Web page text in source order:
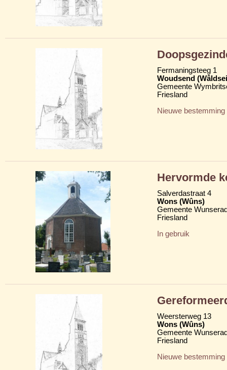
Fermaningsteeg 1
Woudsend
Gemeente
Friesland
Nieuwe bestemming
Hervormde
Salverdastraat 4
Wons (Wûns)
Gemeente
Friesland
In gebruik
Weersterweg 13
Wons (Wûns)
Gemeente
Friesland
Nieuwe bestemming